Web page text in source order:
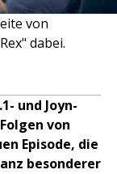
von
dabei.
und Joyn-
von
Episode, die
besonderer